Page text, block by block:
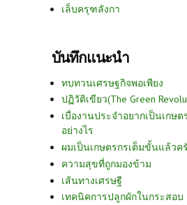
เล็บครุฑลังกา
บันทึกแนะนำ
ทบทวนเศรษฐกิจพอเพียง
ปฏิวัติเขียว(The Green
เบื่องานประจำอยากเป็นเกษต
อย่างไร
ผมเป็นเกษตรกรเต็มขั้นแล้วค
ความสุขที่ถูกมองข้าม
เส้นทางเศรษฐี
เทคนิคการปลูกผักในกระสอบ